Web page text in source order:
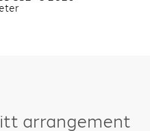
arrangement